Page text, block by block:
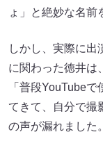
ょ」と絶妙な名前
しかし、実際に出
に関わった徳井は
「普段YouTube
てきて、自分で撮
の声が漏れました。